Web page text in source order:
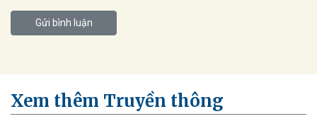
Gửi bình luận
Xem thêm Truyền thông